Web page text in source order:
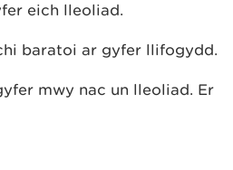
eich lleoliad.
baratoi ar gyfer llifogydd.
mwy nac un lleoliad. Er